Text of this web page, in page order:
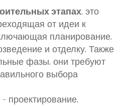
этапах, это
от идеи к
планирование,
и отделку. Также
фазы, они требуют
выбора
проектирование,